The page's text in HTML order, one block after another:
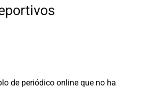
de periódico online que no ha